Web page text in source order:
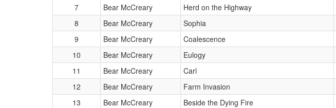
7
Bear McCreary Herd on the Highway
8
Bear McCreary Sophia
9
Bear McCreary Coalescence
10
Bear McCreary Eulogy
11
Bear McCreary Carl
12
Bear McCreary Farm Invasion
13
Bear McCreary Beside the Dying Fire